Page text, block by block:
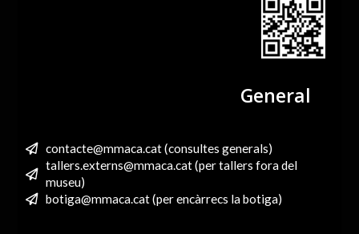
General
contacte@mmaca.cat (consultes generals)
tallers.externs@mmaca.cat (per tallers fora del
museu)
botiga@mmaca.cat (per encàrrecs la botiga)